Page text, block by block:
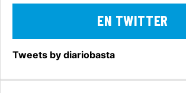
EN TWITTER
Tweets by diariobasta